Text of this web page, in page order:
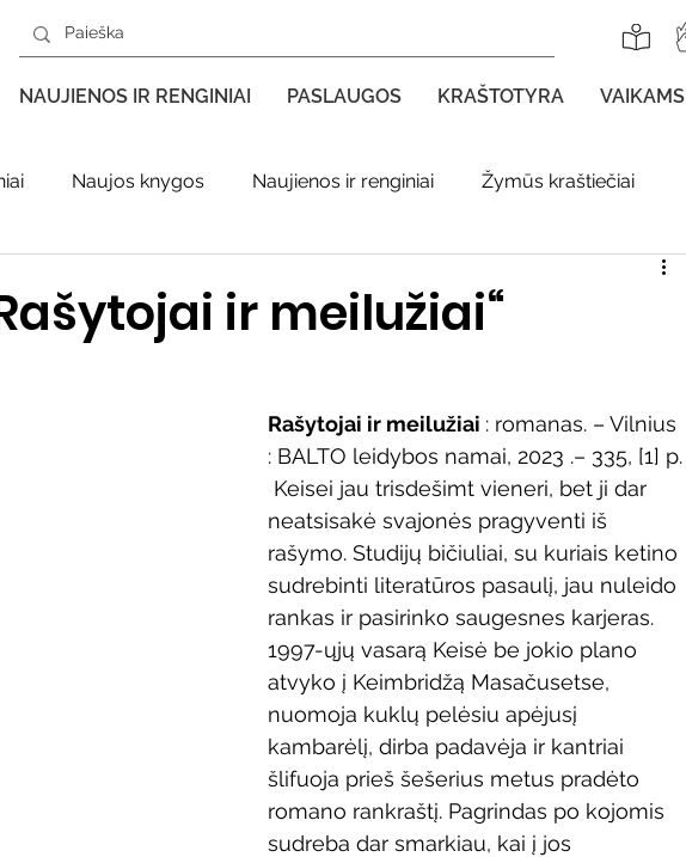
NAUJIENOS IR RENGINIAI PASLAUGOS KRAŠTOTYRA VAIKAMS
Naujos knygos Naujienos ir renginiai Žymūs kraštiečiai
Kilnojamos parodos
Literatų klubo veikla Naujos knygos vaikams
Kaimo bibliotekų renginiai
Žymios datos Mobilioji biblioteka
ir meilužiai“
Rašytojai ir meilužiai : romanas. – Vilnius
: BALTO leidybos namai, 2023 .– 335, [1] p.
Keisei jau trisdešimt vieneri, bet ji dar
neatsisakė svajonės pragyventi iš
rašymo. Studijų bičiuliai, su kuriais ketino
sudrebinti literatūros pasaulį, jau nuleido
rankas ir pasirinko saugesnes karjeras.
1997-ųjų vasarą Keisė be jokio plano
atvyko į Keimbridžą Masačusetse,
nuomoja kuklų pelėsiu apėjusį
kambarėlį, dirba padavėja ir kantriai
šlifuoja prieš šešerius metus pradėto
romano rankraštį. Pagrindas po kojomis
sudreba dar smarkiau, kai į jos